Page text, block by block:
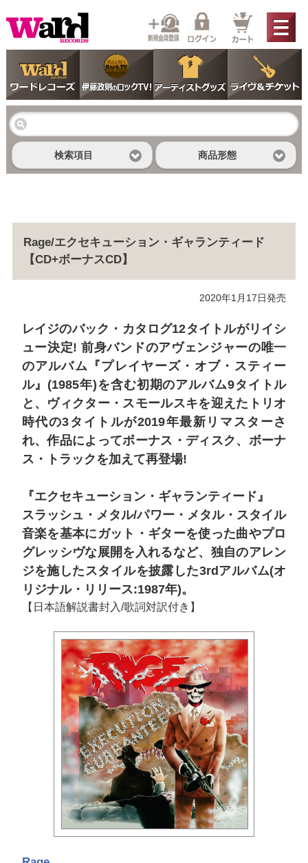
検索項目 商品形態
Rage/エクセキューション・ギャランティード
【CD+ボーナスCD】
2020年1月17日発売
レイジのバック・カタログ12タイトルがリイシ
ュー決定! 前身バンドのアヴェンジャーの唯一
のアルバム『プレイヤーズ・オブ・スティー
ル』(1985年)を含む初期のアルバム9タイトル
と、ヴィクター・スモールスキを迎えたトリオ
時代の3タイトルが2019年最新リマスターさ
れ、作品によってボーナス・ディスク、ボーナ
ス・トラックを加えて再登場!
『エクセキューション・ギャランティード』
スラッシュ・メタル/パワー・メタル・スタイル
音楽を基本にガット・ギターを使った曲やプロ
グレッシヴな展開を入れるなど、独自のアレン
ジを施したスタイルを披露した3rdアルバム(オ
リジナル・リリース:1987年)。
【日本語解説書封入/歌詞対訳付き】